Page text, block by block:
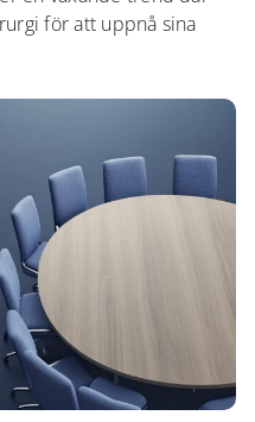
för att uppnå sina